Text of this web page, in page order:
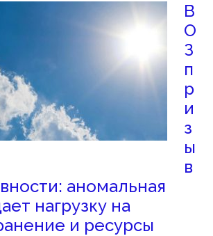
В
О
З
п
р
и
з
ы
в
аномальная
нагрузку на
и ресурсы